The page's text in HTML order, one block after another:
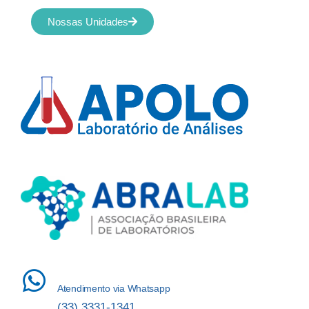
Atendimento via Whatsapp
Nossas Unidades